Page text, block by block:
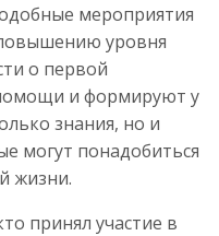
мероприятия
уровня
о первой
и формируют у
знания, но и
могут понадобиться
жизни.
принял участие в